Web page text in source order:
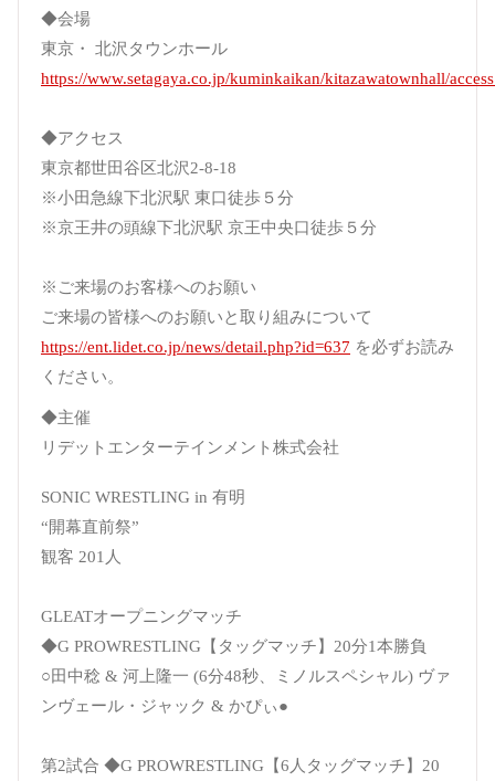
◆会場
東京・ 北沢タウンホール
https://www.setagaya.co.jp/kuminkaikan/kitazawatownhall/
◆アクセス
東京都世田谷区北沢2-8-18
※小田急線下北沢駅 東口徒歩５分
※京王井の頭線下北沢駅 京王中央口徒歩５分
※ご来場のお客様へのお願い
ご来場の皆様へのお願いと取り組みについて
https://ent.lidet.co.jp/news/detail.php?id=637 を必ずお読み
ください。
◆主催
リデットエンターテインメント株式会社
SONIC WRESTLING in 有明
“開幕直前祭”
観客 201人
GLEATオープニングマッチ
◆G PROWRESTLING【タッグマッチ】20分1本勝負
○田中稔 & 河上隆一 (6分48秒、ミノルスペシャル) ヴァ
ンヴェール・ジャック & かぴぃ●
第2試合 ◆G PROWRESTLING【6人タッグマッチ】20